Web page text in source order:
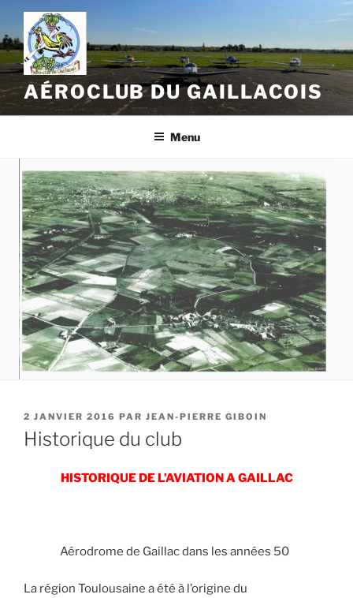
Aller
contenu
principal
AÉROCLUB DU GAILLACOIS
Menu
PUBLIÉ
LE
2 JANVIER 2016 PAR JEAN-PIERRE GIBOIN
Historique du club
HISTORIQUE DE L’AVIATION A GAILLAC
Aérodrome de Gaillac dans les années 50
La région Toulousaine a été à l’origine du